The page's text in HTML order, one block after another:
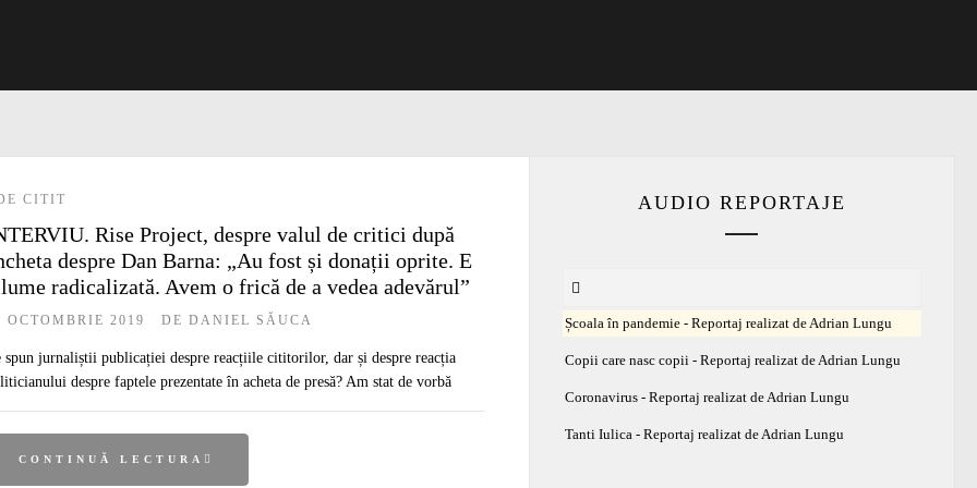
CITIT
Rise Project, despre valul de critici după
despre Dan Barna: „Au fost și donații oprite. E
radicalizată. Avem o frică de a vedea adevărul”
OCTOMBRIE 2019 DE DANIEL SĂUCA
spun jurnaliștii publicației despre reacțiile cititorilor, dar și despre reacția
despre faptele prezentate în acheta de presă? Am stat de vorbă
CONTINUĂ LECTURA
AUDIO REPORTAJE
Școala în pandemie - Reportaj realizat de Adrian Lungu
Copii care nasc copii - Reportaj realizat de Adrian Lungu
Coronavirus - Reportaj realizat de Adrian Lungu
Tanti Iulica - Reportaj realizat de Adrian Lungu